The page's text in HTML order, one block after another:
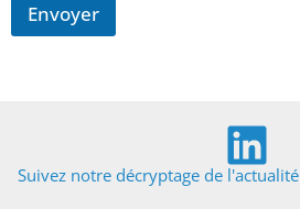
Envoyer
Suivez notre décryptage de